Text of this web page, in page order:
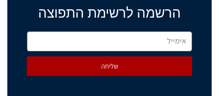
הרשמה לרשימת התפוצה
שליחה